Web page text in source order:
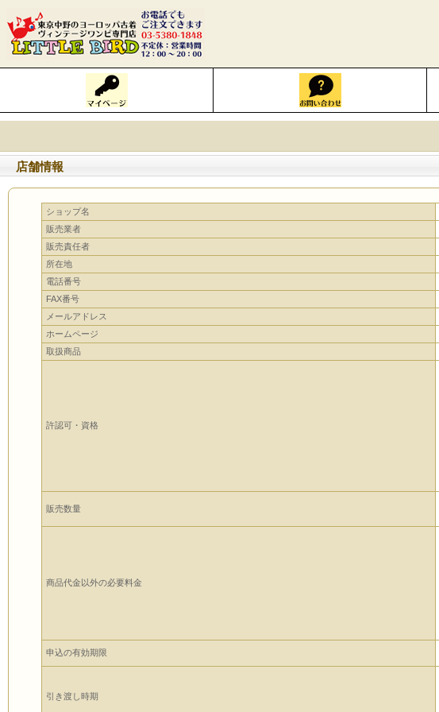
店舗情報
ショップ名
販売業者
販売責任者
所在地
電話番号
FAX番号
メールアドレス
ホームページ
取扱商品
許認可・資格
販売数量
商品代金以外の必要料金
申込の有効期限
引き渡し時期